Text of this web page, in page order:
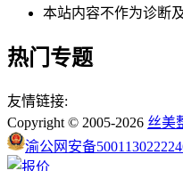
本站内容不作为诊断
热门专题
友情链接:
Copyright © 2005-2026 丝美
渝公网安备